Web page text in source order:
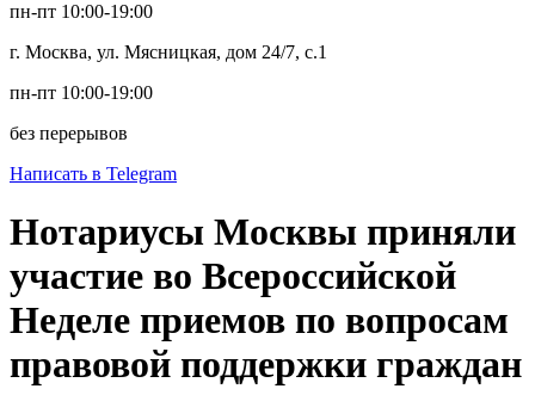
пн-пт 10:00-19:00
г. Москва, ул. Мясницкая, дом 24/7, с.1
пн-пт 10:00-19:00
без перерывов
Написать в Telegram
Нотариусы Москвы приняли
участие во Всероссийской
Неделе приемов по вопросам
правовой поддержки граждан